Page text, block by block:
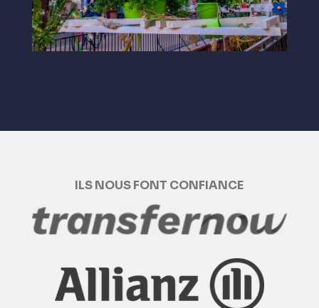
ILS NOUS FONT CONFIANCE